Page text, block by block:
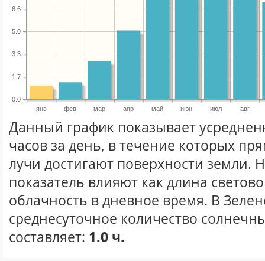
янв фев мар апр май июн июл авг
0.0
1.7
3.3
5.0
6.6
Данный график показывает
часов за день, в течение которых
лучи достигают поверхности земли.
показатель влияют как длина
облачность в дневное время. В
среднесуточное количество
составляет: 1.0 ч.